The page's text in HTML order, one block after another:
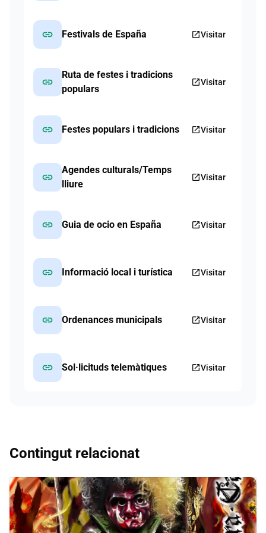
link Festivals de España open_in_newVisitar
link
Ruta de festes i tradicions
populars
open_in_newVisitar
link Festes populars i tradicions open_in_newVisitar
link
Agendes culturals/Temps
lliure
open_in_newVisitar
link Guia de ocio en España open_in_newVisitar
link Informació local i turística open_in_newVisitar
link Ordenances municipals open_in_newVisitar
link Sol·licituds telemàtiques open_in_newVisitar
Contingut relacionat